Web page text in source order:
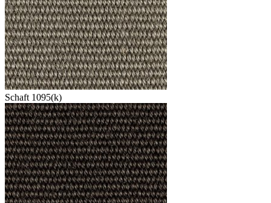
Schaft 1095(k)